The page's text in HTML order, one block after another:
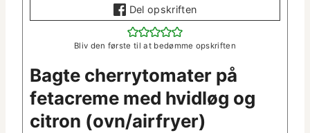
Del opskriften
Bliv den første til at bedømme opskriften
Bagte cher­ry­to­mater på
fetacreme med hvidløg og
cit­ron (ovn/airfryer)